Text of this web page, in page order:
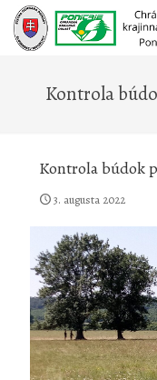
Prejsť
obsah
Kontrola
Kontrola búdok
3. augusta 2022